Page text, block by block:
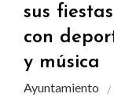
sus
con
y música
Ayuntamiento